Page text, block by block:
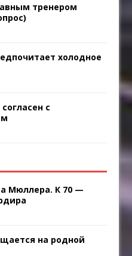
тренером
холодное
с
Мюллера. К 70 —
на родной